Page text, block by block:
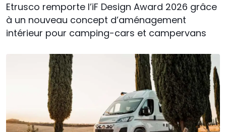
Etrusco remporte l’iF Design Award 2026 grâce
à un nouveau concept d’aménagement
intérieur pour camping-cars et campervans